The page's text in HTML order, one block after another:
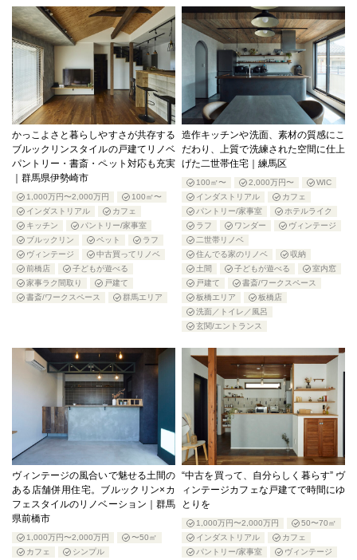
かっこよさと暮らしやすさが共存する
ブルックリンスタイルの戸建てリノベ
パントリー・書斎・ペット対応も充実
｜群馬県伊勢崎市
1,000万円〜2,000万円
100㎡〜
インダストリアル
カフェ
キッチン
パントリー/家事室
ブルックリン
ペット
ラフ
ヴィンテージ
中古買ってリノベ
前橋店
子どもが遊べる
家事ラク間取り
戸建て
書斎/ワークスペース
群馬エリア
造作キッチンや洗面、素材の質感にこ
だわり、上質で洗練された空間に仕上
げた二世帯住宅｜練馬区
100㎡〜 2,000万円〜
WIC
インダストリアル
カフェ
パントリー/家事室
ホテルライク
ラフ
ワンダー
ヴィンテージ
二世帯リノベ
住んでる家のリノベ
収納
土間
子どもが遊べる
室内窓
戸建て
書斎/ワークスペース
板橋エリア
板橋店
洗面／トイレ／風呂
玄関/エントランス
ヴィンテージの風合いで魅せる土間の
ある店舗併用住宅。ブルックリン×カ
フェスタイルのリノベーション｜群馬
県前橋市
1,000万円〜2,000万円
〜50㎡
カフェ
シンプル
“中古を買って、自分らしく暮らす” ヴ
ィンテージカフェな戸建てで時間にゆ
とりを
1,000万円〜2,000万円
50〜70㎡
インダストリアル
カフェ
パントリー/家事室
ヴィンテージ